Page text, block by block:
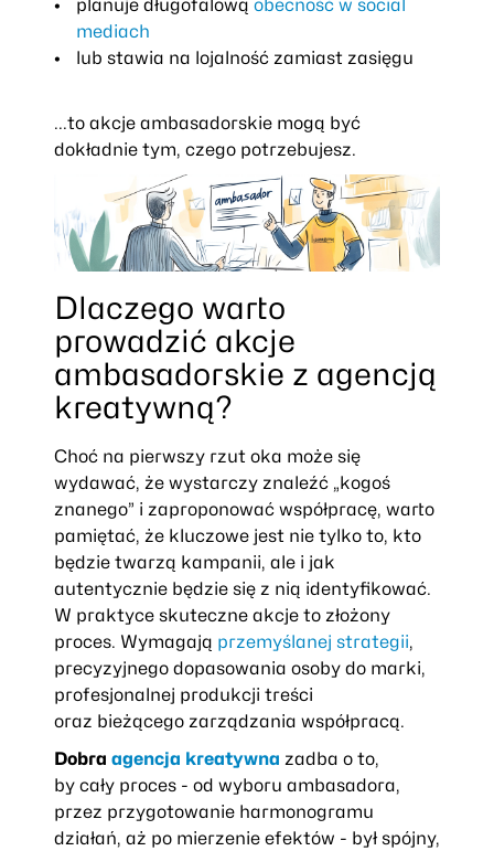
planuje długofalową obecność w social
mediach
lub stawia na lojalność zamiast zasięgu
...to akcje ambasadorskie mogą być
dokładnie tym, czego potrzebujesz.
Dlaczego warto
prowadzić akcje
ambasadorskie z agencją
kreatywną?
Choć na pierwszy rzut oka może się
wydawać, że wystarczy znaleźć „kogoś
znanego” i zaproponować współpracę, warto
pamiętać, że kluczowe jest nie tylko to, kto
będzie twarzą kampanii, ale i jak
autentycznie będzie się z nią identyfikować.
W praktyce skuteczne akcje to złożony
proces. Wymagają przemyślanej strategii,
precyzyjnego dopasowania osoby do marki,
profesjonalnej produkcji treści
oraz bieżącego zarządzania współpracą.
Dobra agencja kreatywna zadba o to,
by cały proces - od wyboru ambasadora,
przez przygotowanie harmonogramu
działań, aż po mierzenie efektów - był spójny,